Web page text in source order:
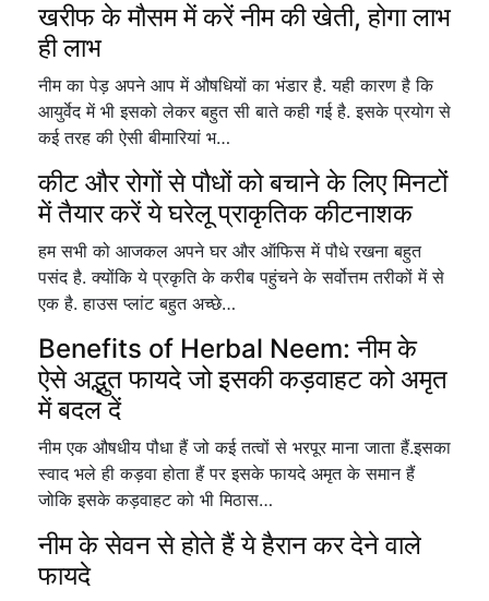
खरीफ के मौसम में करें नीम की खेती, होगा लाभ
ही लाभ
नीम का पेड़ अपने आप में औषधियों का भंडार है. यही कारण है कि
आयुर्वेद में भी इसको लेकर बहुत सी बाते कही गई है. इसके प्रयोग से
कई तरह की ऐसी बीमारियां भ…
कीट और रोगों से पौधों को बचाने के लिए मिनटों
में तैयार करें ये घरेलू प्राकृतिक कीटनाशक
हम सभी को आजकल अपने घर और ऑफिस में पौधे रखना बहुत
पसंद है. क्योंकि ये प्रकृति के करीब पहुंचने के सर्वोत्तम तरीकों में से
एक है. हाउस प्लांट बहुत अच्छे…
Benefits of Herbal Neem: नीम के
ऐसे अद्भुत फायदे जो इसकी कड़वाहट को अमृत
में बदल दें
नीम एक औषधीय पौधा हैं जो कई तत्वों से भरपूर माना जाता हैं.इसका
स्वाद भले ही कड़वा होता हैं पर इसके फायदे अमृत के समान हैं
जोकि इसके कड़वाहट को भी मिठास…
नीम के सेवन से होते हैं ये हैरान कर देने वाले
फायदे